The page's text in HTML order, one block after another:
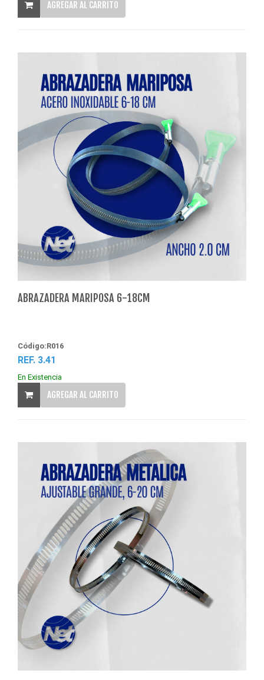
AGREGAR AL CARRITO
ABRAZADERA MARIPOSA 6-18CM
Código:R016
REF. 3.41
En Existencia
AGREGAR AL CARRITO